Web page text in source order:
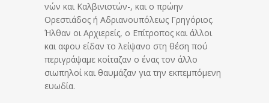
νών και Καλβινιστών-, και ο πρώην
Ορεστιάδος ή Αδρι­α­νου­πό­λε­ως Γρηγόριος.
Ήλθαν οι Αρχιερείς, ο Επίτροπος και άλλοι
και αφου είδαν το λείψανο στη θέση πού
περιγράψαμε κοίταζαν ο ένας τον άλλο
σιωπηλοί και θαυμάζαν για την εκπεμπόμενη
ευωδία.